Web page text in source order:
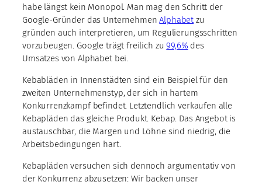
habe längst kein Monopol. Man mag den Schritt der
Google-Gründer das UnternehmenAlphabet zu
gründen auch interpretieren, um Regulierungsschritten
vorzubeugen. Google trägt freilich zu99,6% des
Umsatzes von Alphabet bei.
Kebabläden in Innenstädten sind ein Beispiel für den
zweiten Unternehmenstyp, der sich in hartem
Konkurrenzkampf befindet. Letztendlich verkaufen alle
Kebapläden das gleiche Produkt. Kebap. Das Angebot is
austauschbar, die Margen und Löhne sind niedrig, die
Arbeitsbedingungen hart.
Kebapläden versuchen sich dennoch argumentativ von
der Konkurrenz abzusetzen: Wir backen unser